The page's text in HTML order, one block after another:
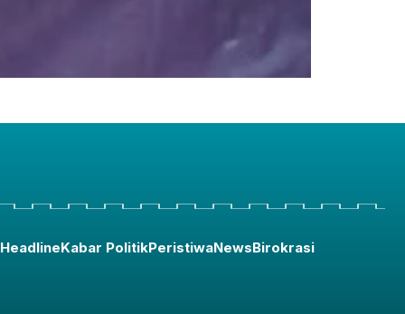
HeadlineKabar PolitikPeristiwaNewsBirokrasi